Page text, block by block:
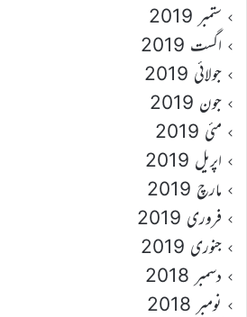
ستمبر 2019
اگست 2019
جولائی 2019
جون 2019
مئی 2019
اپریل 2019
مارچ 2019
فروری 2019
جنوری 2019
دسمبر 2018
نومبر 2018